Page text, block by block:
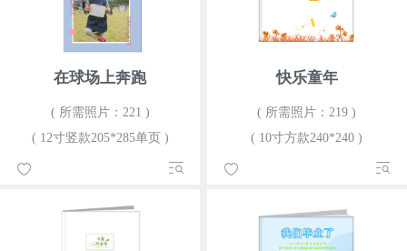
在球场上奔跑
( 所需照片：221 )
( 12寸竖款205*285单页 )
快乐童年
( 所需照片：219 )
( 10寸方款240*240 )